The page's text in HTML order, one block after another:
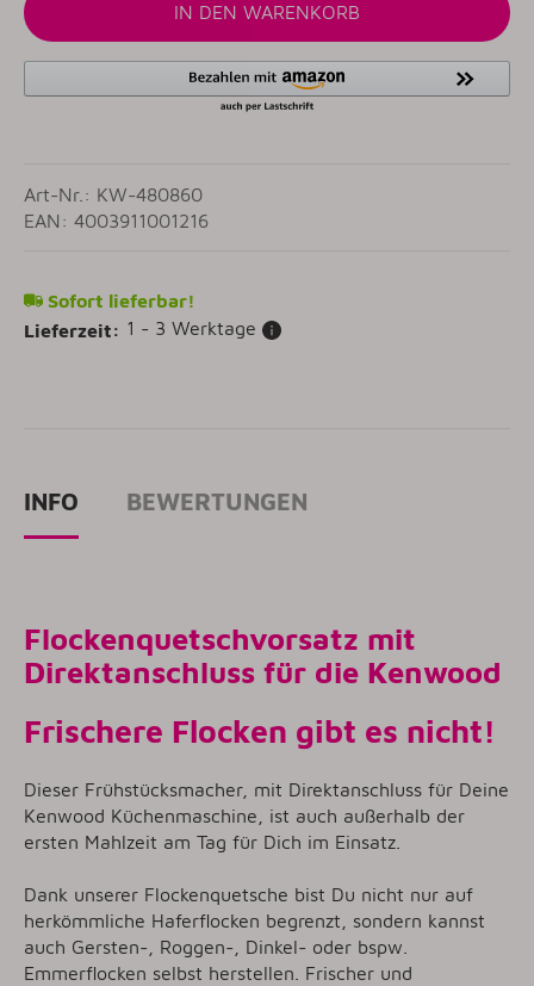
IN DEN WARENKORB
Art-Nr.: KW-480860
EAN: 4003911001216
Sofort lieferbar!
Lieferzeit: 1 - 3 Werktage
INFO BEWERTUNGEN
Flockenquetschvorsatz mit
Direktanschluss für die Kenwood
Frischere Flocken gibt es nicht!
Dieser Frühstücksmacher, mit Direktanschluss für Deine
Kenwood Küchenmaschine, ist auch außerhalb der
ersten Mahlzeit am Tag für Dich im Einsatz.
Dank unserer Flockenquetsche bist Du nicht nur auf
herkömmliche Haferflocken begrenzt, sondern kannst
auch Gersten-, Roggen-, Dinkel- oder bspw.
Emmerflocken selbst herstellen. Frischer und